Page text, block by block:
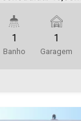
carteiras de
da cidade,
na venda. Aproveite essa
corrigir qualquer
1
Banho
1
Garagem